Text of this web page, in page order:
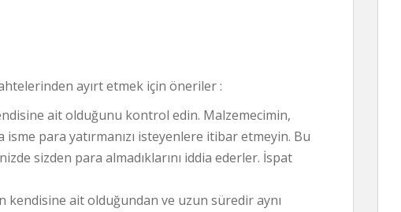
ayırt etmek için öneriler :
ait olduğunu kontrol edin. Malzemecimin,
isme para yatırmanızı isteyenlere itibar etmeyin. Bu
sizden para almadıklarını iddia ederler. İspat
kendisine ait olduğundan ve uzun süredir aynı